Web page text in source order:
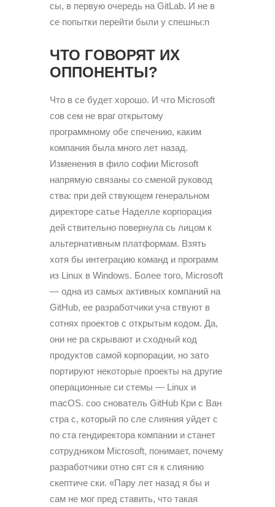
сы, в первую очередь на GitLab. И не в
се попытки перейти были у спешны:n
ЧТО ГОВОРЯТ ИХ
ОППОНЕНТЫ?
Что в се будет хорошо. И что Microsoft
сов сем не враг открытому
программному обе спечению, каким
компания была много лет назад.
Изменения в фило софии Microsoft
напрямую связаны со сменой руковод
ства: при дей ствующем генеральном
директоре сатье Наделле корпорация
дей ствительно повернула сь лицом к
альтернативным платформам. Взять
хотя бы интеграцию команд и программ
из Linux в Windows. Более того, Microsoft
— одна из самых активных компаний на
GitHub, ее разработчики уча ствуют в
сотнях проектов с открытым кодом. Да,
они не ра скрывают и сходный код
продуктов самой корпорации, но зато
портируют некоторые проекты на другие
операционные си стемы — Linux и
macOS. соо снователь GitHub Кри с Ван
стра с, который по сле слияния уйдет с
по ста гендиректора компании и станет
сотрудником Microsoft, понимает, почему
разработчики отно сят ся к слиянию
скептиче ски. «Пару лет назад я бы и
сам не мог пред ставить, что такая